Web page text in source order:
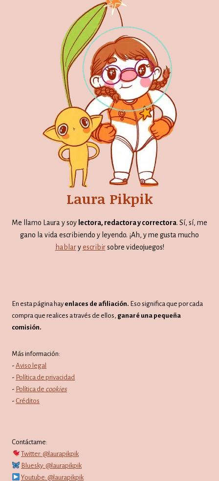
Laura Pikpik
Me llamo Laura y soy lectora, redactora y correctora. Sí, sí, me
gano la vida escribiendo y leyendo. ¡Ah, y me gusta mucho
hablary escribirsobre videojuegos!
En esta página hay enlaces de afiliación. Eso significa que por cada
compra que realices a través de ellos, ganaré una pequeña
comisión.
Más información:
- Aviso legal
- Política de privacidad
- Política de cookies
- Créditos
Contáctame:
Twitter: @laurapikpik
Bluesky: @laurapikpik
Youtube: @laurapikpik